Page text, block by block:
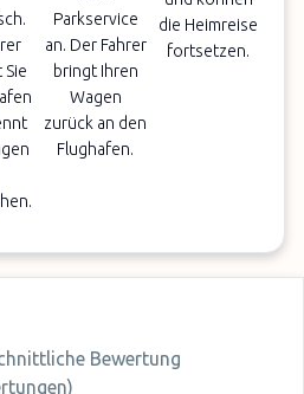
Parkservice
an. Der Fahrer
bringt Ihren
Wagen
zurück an den
Flughafen.
die Heimreise
fortsetzen.
Bewertung
)